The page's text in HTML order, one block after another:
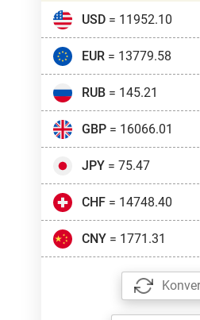
USD= 11952.10
EUR= 13779.58
RUB= 145.21
GBP= 16066.01
JPY= 75.47
CHF= 14748.40
CNY= 1771.31